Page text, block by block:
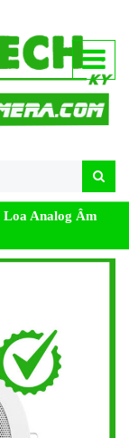
Loa Analog Âm